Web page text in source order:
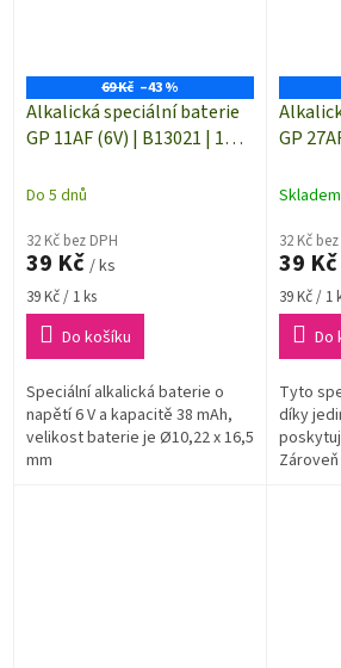
69 Kč –43 %
Alkalická speciální baterie
GP 11AF (6V) | B13021 | 1
Do 5 dnů
32 Kč bez DPH
39 Kč / ks
Měrná
cena:
39 Kč / 1 ks
Do košíku
Speciální alkalická baterie o
napětí 6 V a kapacitě 38 mAh,
velikost baterie je Ø10,22 x 16,5
mm
GP
Skladem
32 Kč
39 Kč
Měrná
cena:
39 Kč / 1
Do
Tyto
díky